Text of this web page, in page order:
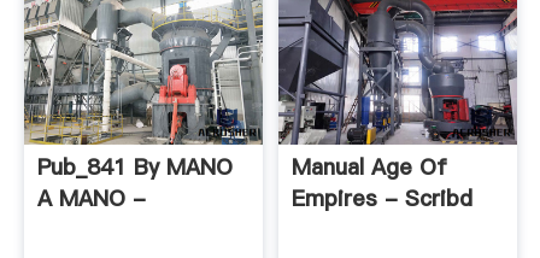
Pub_841 By MANO
A MANO -
Manual Age Of
Empires - Scribd